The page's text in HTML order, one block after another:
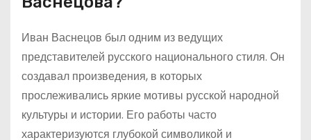
Иван Васнецов был одним из ведущих
представителей русского национального стиля. Он
создавал произведения, в которых
прослеживались яркие мотивы русской народной
культуры и истории. Его работы часто
характеризуются глубокой символикой и